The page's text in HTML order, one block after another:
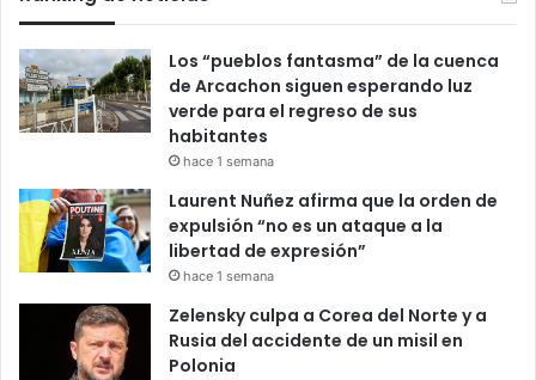
Los “pueblos fantasma” de la cuenca
de Arcachon siguen esperando luz
verde para el regreso de sus
habitantes
hace 1 semana
Laurent Nuñez afirma que la orden de
expulsión “no es un ataque a la
libertad de expresión”
hace 1 semana
Zelensky culpa a Corea del Norte y a
Rusia del accidente de un misil en
Polonia